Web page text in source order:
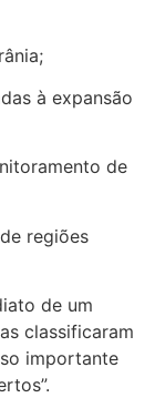
à expansão
de
regiões
de um
classificaram
importante